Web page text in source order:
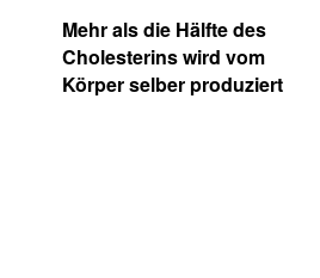
Mehr als die Hälfte des
Cholesterins wird vom
Körper selber produziert